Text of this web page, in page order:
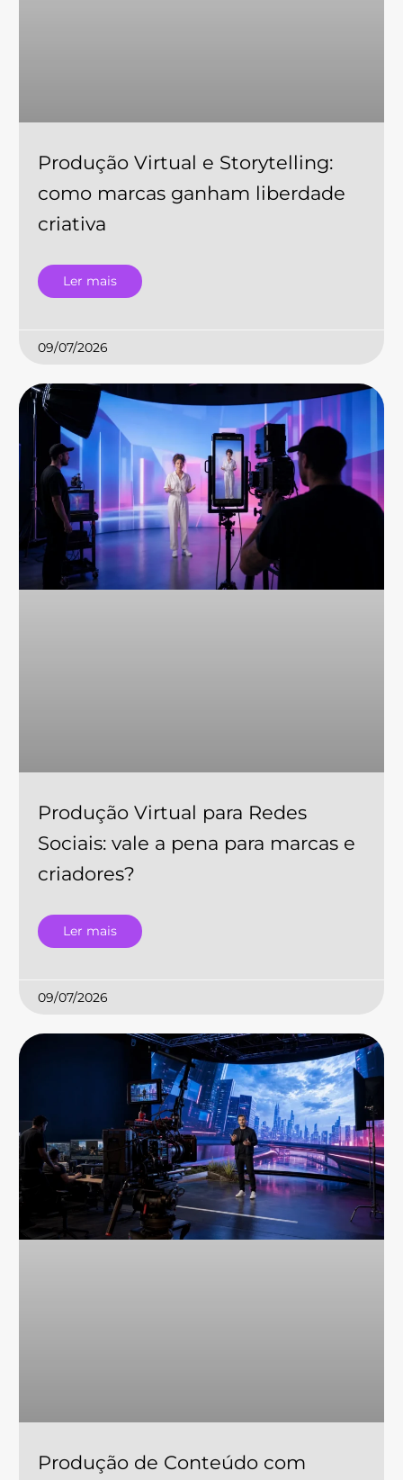
Produção Virtual e Storytelling:
como marcas ganham liberdade
criativa
Ler mais
09/07/2026
Produção Virtual para Redes
Sociais: vale a pena para marcas e
criadores?
Ler mais
09/07/2026
Produção de Conteúdo com